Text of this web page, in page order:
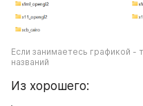
Если занимаетесь графикой -
названий
Из хорошего: